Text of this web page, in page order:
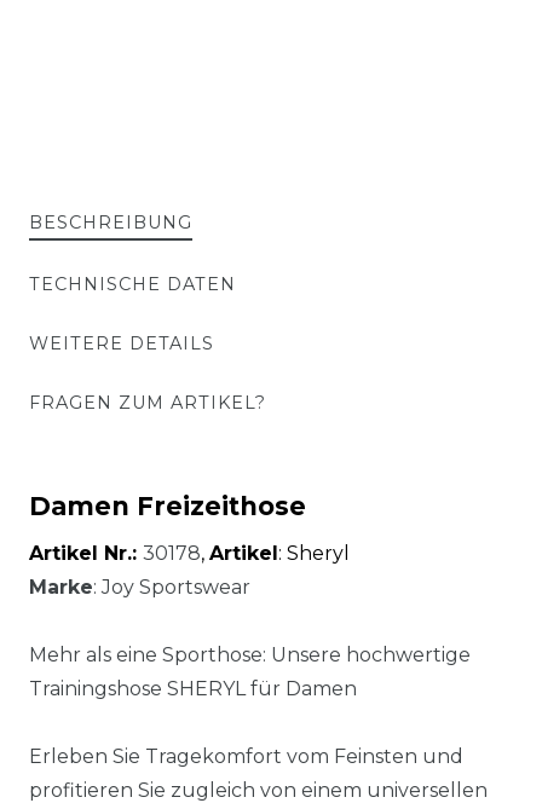
BESCHREIBUNG
TECHNISCHE DATEN
WEITERE DETAILS
FRAGEN ZUM ARTIKEL?
Damen Freizeithose
Artikel Nr.: 30178, Artikel: Sheryl
Marke: Joy Sportswear
Mehr als eine Sporthose: Unsere hochwertige
Trainingshose SHERYL für Damen
Erleben Sie Tragekomfort vom Feinsten und
profitieren Sie zugleich von einem universellen